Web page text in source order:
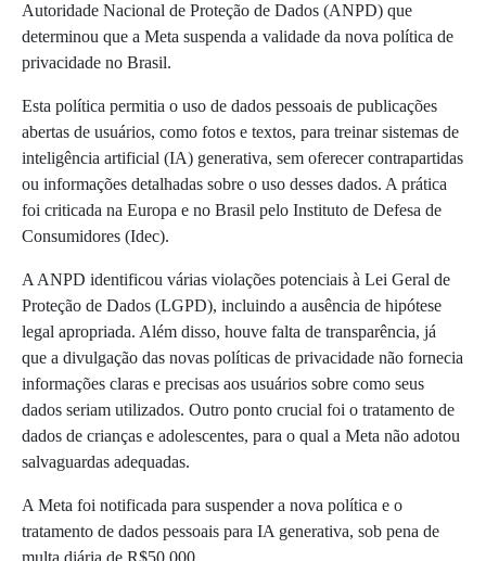
Autoridade Nacional de Proteção de Dados (ANPD) que
determinou que a Meta suspenda a validade da nova política de
privacidade no Brasil.
Esta política permitia o uso de dados pessoais de publicações
abertas de usuários, como fotos e textos, para treinar sistemas de
inteligência artificial (IA) generativa, sem oferecer contrapartidas
ou informações detalhadas sobre o uso desses dados. A prática
foi criticada na Europa e no Brasil pelo Instituto de Defesa de
Consumidores (Idec).
A ANPD identificou várias violações potenciais à Lei Geral de
Proteção de Dados (LGPD), incluindo a ausência de hipótese
legal apropriada. Além disso, houve falta de transparência, já
que a divulgação das novas políticas de privacidade não fornecia
informações claras e precisas aos usuários sobre como seus
dados seriam utilizados. Outro ponto crucial foi o tratamento de
dados de crianças e adolescentes, para o qual a Meta não adotou
salvaguardas adequadas.
A Meta foi notificada para suspender a nova política e o
tratamento de dados pessoais para IA generativa, sob pena de